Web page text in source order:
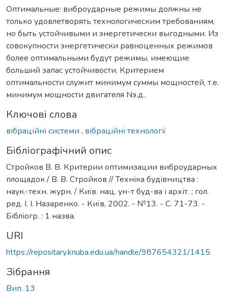
Оптимальные: виброударные режимы должны не
только удовлетворять технологическим требованиям,
но быть устойчивыми и энергетически выгодными. Из
совокупности энергетически равноценных режимов
более оптимальными будут режимы, имеющие
больший запас устойчивости. Критерием
оптимальности служит минимум суммы мощностей, т.е.
минимум мощности двигателя Nэ.д..
Ключові слова
вібраційні системи , вібраційні технології
Бібліографічний опис
Стройков В. В. Критерии оптимизации виброударных
площадок / В. В. Стройков // Техніка будівництва :
наук.-техн. журн. / Київ. нац. ун-т буд-ва і архіт. ; гол.
ред. І. І. Назаренко. - Київ, 2002. - №13. - С. 71-73. -
Бібліогр. : 1 назва.
URI
https://repositary.knuba.edu.ua/handle/987654321/1415
Зібрання
Вип. 13